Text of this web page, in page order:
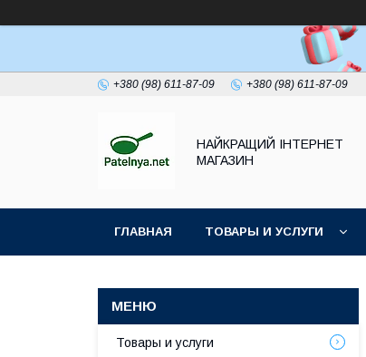
+380 (98) 611-87-09 +380 (98) 611-87-09
НАЙКРАЩИЙ ІНТЕРНЕТ
МАГАЗИН
ГЛАВНАЯ ТОВАРЫ И УСЛУГИ
Товары и услуги